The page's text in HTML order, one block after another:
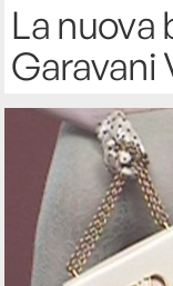
La nuova
Garavani